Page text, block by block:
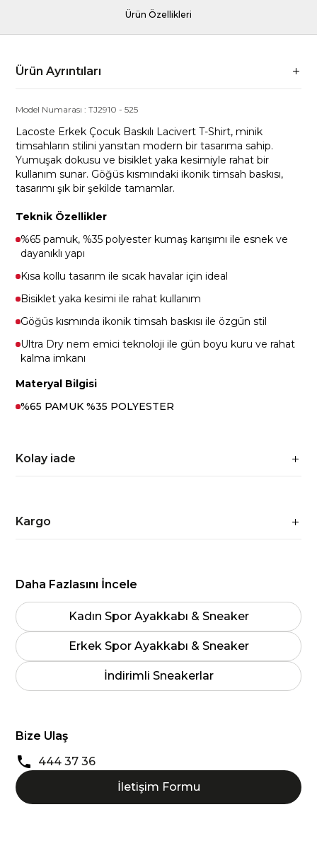
Ürün Özellikleri
Ürün Ayrıntıları
Model Numarası :TJ2910 -525
Lacoste Erkek Çocuk Baskılı Lacivert T-Shirt, minik
timsahların stilini yansıtan modern bir tasarıma sahip.
Yumuşak dokusu ve bisiklet yaka kesimiyle rahat bir
kullanım sunar. Göğüs kısmındaki ikonik timsah baskısı,
tasarımı şık bir şekilde tamamlar.
Teknik Özellikler
%65 pamuk, %35 polyester kumaş karışımı ile esnek ve
dayanıklı yapı
Kısa kollu tasarım ile sıcak havalar için ideal
Bisiklet yaka kesimi ile rahat kullanım
Göğüs kısmında ikonik timsah baskısı ile özgün stil
Ultra Dry nem emici teknoloji ile gün boyu kuru ve rahat
kalma imkanı
Materyal Bilgisi
%65 PAMUK %35 POLYESTER
Kolay iade
Kargo
Daha Fazlasını İncele
Kadın Spor Ayakkabı & Sneaker
Erkek Spor Ayakkabı & Sneaker
İndirimli Sneakerlar
Bize Ulaş
444 37 36
İletişim Formu